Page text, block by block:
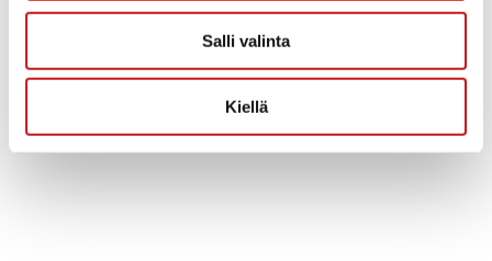
Salli valinta
Kiellä